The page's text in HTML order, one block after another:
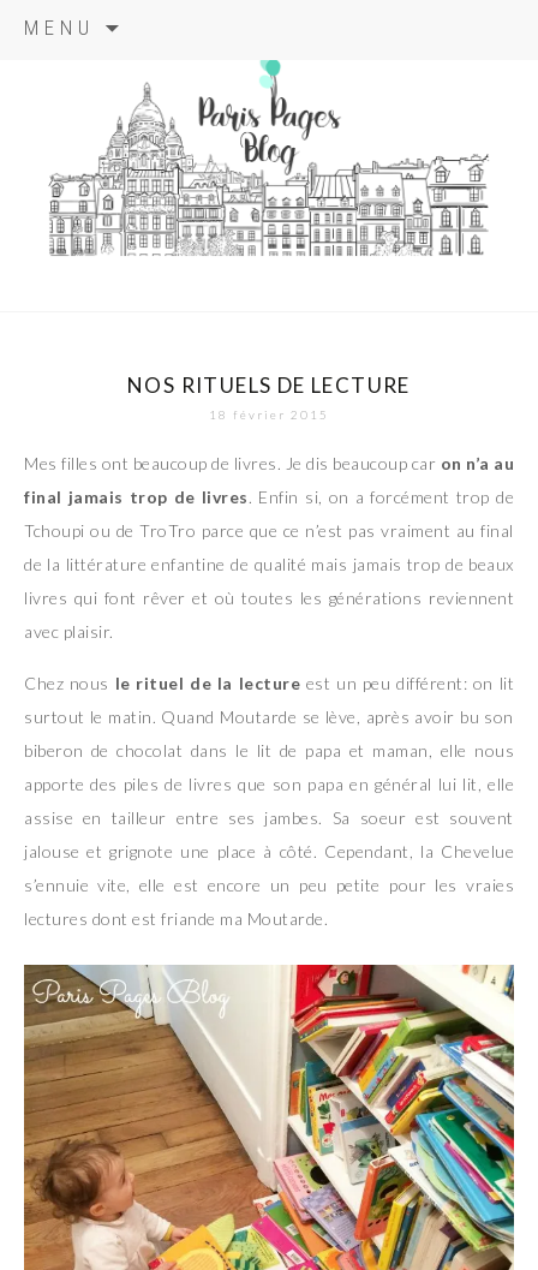
MENU
principal
paris pages
blog
NOS RITUELS DE LECTURE
18 février 2015
Mes filles ont beaucoup de livres. Je dis beaucoup car on n’a au
final jamais trop de livres. Enfin si, on a forcément trop de
Tchoupi ou de TroTro parce que ce n’est pas vraiment au final
de la littérature enfantine de qualité mais jamais trop de beaux
livres qui font rêver et où toutes les générations reviennent
avec plaisir.
Chez nous le rituel de la lecture est un peu différent: on lit
surtout le matin. Quand Moutarde se lève, après avoir bu son
biberon de chocolat dans le lit de papa et maman, elle nous
apporte des piles de livres que son papa en général lui lit, elle
assise en tailleur entre ses jambes. Sa soeur est souvent
jalouse et grignote une place à côté. Cependant, la Chevelue
s’ennuie vite, elle est encore un peu petite pour les vraies
lectures dont est friande ma Moutarde.